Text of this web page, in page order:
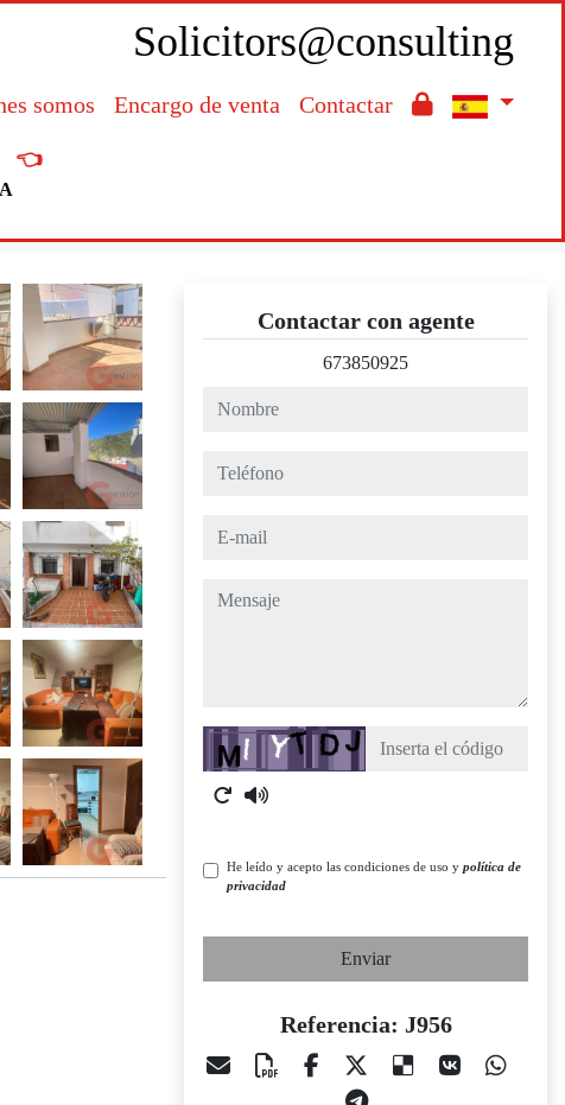
Solicitors@consulting
somos Encargo de venta Contactar
👈
Contactar con agente
673850925
nombre
teléfono
e-mail
mensaje
Captcha
He leído y acepto las condiciones de uso y política de
privacidad
Enviar
Referencia: J956